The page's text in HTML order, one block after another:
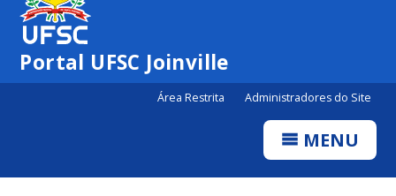
Portal UFSC Joinville
Área Restrita Administradores do Site
MENU